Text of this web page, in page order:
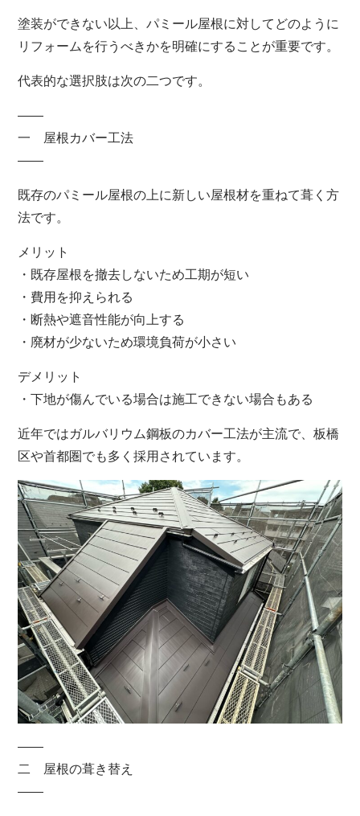
塗装ができない以上、パミール屋根に対してどのように
リフォームを行うべきかを明確にすることが重要です。
代表的な選択肢は次の二つです。
――
一 屋根カバー工法
――
既存のパミール屋根の上に新しい屋根材を重ねて葺く方
法です。
メリット
・既存屋根を撤去しないため工期が短い
・費用を抑えられる
・断熱や遮音性能が向上する
・廃材が少ないため環境負荷が小さい
デメリット
・下地が傷んでいる場合は施工できない場合もある
近年ではガルバリウム鋼板のカバー工法が主流で、板橋
区や首都圏でも多く採用されています。
――
二 屋根の葺き替え
――